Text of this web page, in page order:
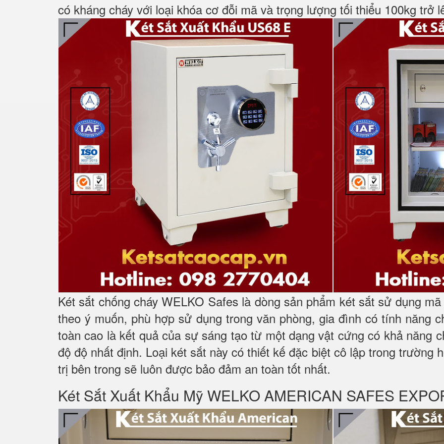
có kháng cháy với loại khóa cơ đỗi mã và trọng lượng tối thiểu 100kg trở
Két sắt chống cháy WELKO Safes là dòng sản phẩm két sắt sử dụng
theo ý muốn, phù hợp sử dụng trong văn phòng, gia đình có tính năng
toàn cao là kết quả của sự sáng tạo từ một dạng vật cứng có khả năng
độ độ nhất định. Loại két sắt này có thiết kế đặc biệt cô lập trong trường
trị bên trong sẽ luôn được bảo đảm an toàn tốt nhất.
Két Sắt Xuất Khẩu Mỹ WELKO AMERICAN SAFES